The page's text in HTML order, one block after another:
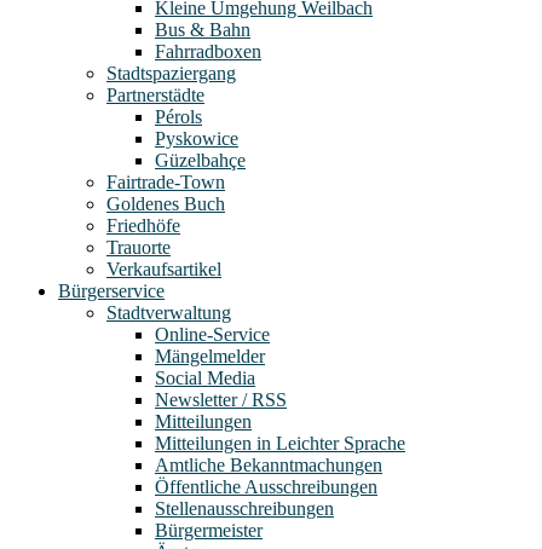
Kleine Umgehung Weilbach
Bus & Bahn
Fahrradboxen
Stadtspaziergang
Partnerstädte
Pérols
Pyskowice
Güzelbahçe
Fairtrade-Town
Goldenes Buch
Friedhöfe
Trauorte
Verkaufsartikel
Bürgerservice
Stadtverwaltung
Online-Service
Mängelmelder
Social Media
Newsletter / RSS
Mitteilungen
Mitteilungen in Leichter Sprache
Amtliche Bekanntmachungen
Öffentliche Ausschreibungen
Stellenausschreibungen
Bürgermeister